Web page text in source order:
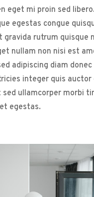
eget mi proin sed
egestas congue
gravida rutrum quisque
nullam non nisi est
adipiscing diam
integer quis auctor
sed ullamcorper morbi
egestas.